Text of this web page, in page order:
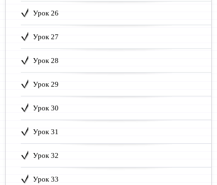
Урок 26
Урок 27
Урок 28
Урок 29
Урок 30
Урок 31
Урок 32
Урок 33